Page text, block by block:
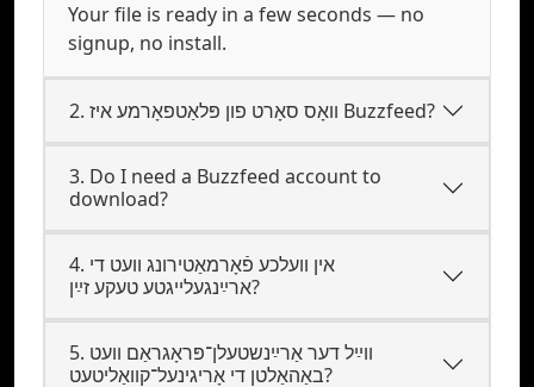
Your file is ready in a few seconds — no
signup, no install.
2. וואָס סאָרט פון פּלאַטפאָרמע איז Buzzfeed?
3. Do I need a Buzzfeed account to
download?
4. אין וועלכע פֿאָרמאַטירונג וועט די
ארײַנגעלייגטע טעקע זײַן?
5. װײַל דער אַרײַנשטעלן־פּראָגראַם װעט
באַהאַלטן די אָריגינעל־קוואַליטעט?